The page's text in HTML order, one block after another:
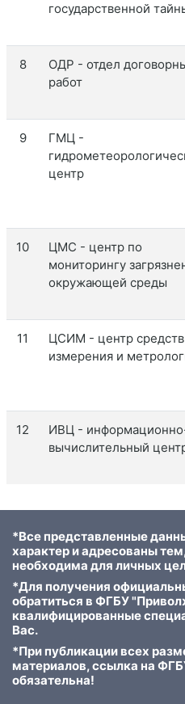
государственной
8
ОДР - отдел
работ
9
ГМЦ -
центр
10
ЦМС - центр по
мониторингу
окружающей среды
11
ЦСИМ - центр средств
измерения и
12
ИВЦ -
вычислительный
*Все представленные
характер и адресованы
необходима для личных
*Для получения
обратиться в ФГБУ
квалифицированные
Вас.
*При публикации всех
материалов, ссылка на
обязательна!